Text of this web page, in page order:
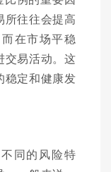
所往往会提高
在市场平稳
交易活动。这
稳定和健康发
同的风险特